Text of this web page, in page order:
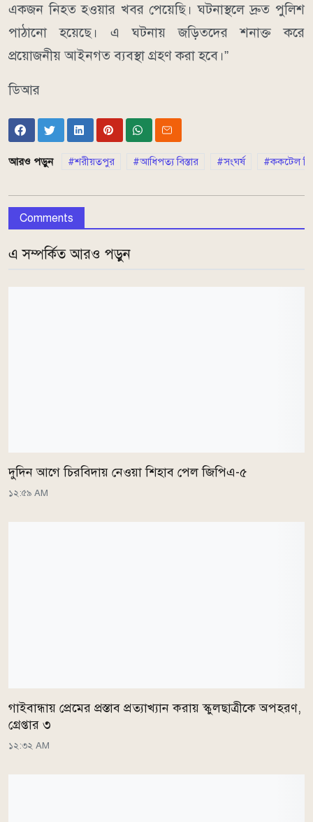
একজন নিহত হওয়ার খবর পেয়েছি। ঘটনাস্থলে দ্রুত পুলিশ
পাঠানো হয়েছে। এ ঘটনায় জড়িতদের শনাক্ত করে
প্রয়োজনীয় আইনগত ব্যবস্থা গ্রহণ করা হবে।”
ডিআর
আরও পড়ুন শরীয়তপুর আধিপত্য বিস্তার সংঘর্ষ ককটেল
Comments
এ সম্পর্কিত আরও পড়ুন
দুদিন আগে চিরবিদায় নেওয়া শিহাব পেল জিপিএ-৫
১২:৫৯ AM
গাইবান্ধায় প্রেমের প্রস্তাব প্রত্যাখ্যান করায় স্কুলছাত্রীকে অপহরণ,
গ্রেপ্তার ৩
১২:৩২ AM